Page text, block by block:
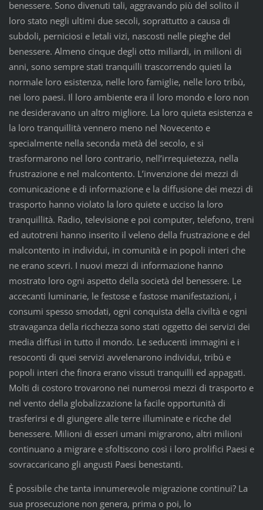
benessere. Sono divenuti tali, aggravando più del solito il
loro stato negli ultimi due secoli, soprattutto a causa di
subdoli, perniciosi e letali vizi, nascosti nelle pieghe del
benessere. Almeno cinque degli otto miliardi, in milioni di
anni, sono sempre stati tranquilli trascorrendo quieti la
normale loro esistenza, nelle loro famiglie, nelle loro tribù,
nei loro paesi. Il loro ambiente era il loro mondo e loro non
ne desideravano un altro migliore. La loro quieta esistenza e
la loro tranquillità vennero meno nel Novecento e
specialmente nella seconda metà del secolo, e si
trasformarono nel loro contrario, nell’irrequietezza, nella
frustrazione e nel malcontento. L’invenzione dei mezzi di
comunicazione e di informazione e la diffusione dei mezzi di
trasporto hanno violato la loro quiete e ucciso la loro
tranquillità. Radio, televisione e poi computer, telefono, treni
ed autotreni hanno inserito il veleno della frustrazione e del
malcontento in individui, in comunità e in popoli interi che
ne erano scevri. I nuovi mezzi di informazione hanno
mostrato loro ogni aspetto della società del benessere. Le
accecanti luminarie, le festose e fastose manifestazioni, i
consumi spesso smodati, ogni conquista della civiltà e ogni
stravaganza della ricchezza sono stati oggetto dei servizi dei
media diffusi in tutto il mondo. Le seducenti immagini e i
resoconti di quei servizi avvelenarono individui, tribù e
popoli interi che finora erano vissuti tranquilli ed appagati.
Molti di costoro trovarono nei numerosi mezzi di trasporto e
nel vento della globalizzazione la facile opportunità di
trasferirsi e di giungere alle terre illuminate e ricche del
benessere. Milioni di esseri umani migrarono, altri milioni
continuano a migrare e sfoltiscono così i loro prolifici Paesi e
sovraccaricano gli angusti Paesi benestanti.
È possibile che tanta innumerevole migrazione continui? La
sua prosecuzione non genera, prima o poi, lo